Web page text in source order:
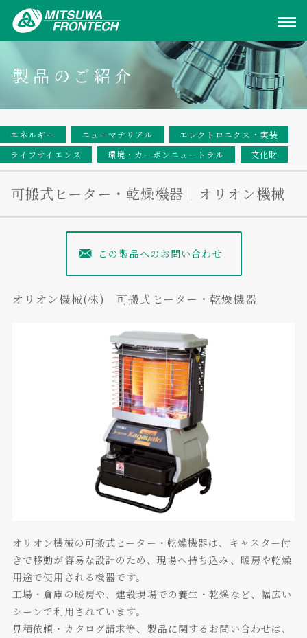
製品のご紹介
エネルギー ニューマテリアル
エレクトロニクス・実装
ライフサイエンス
環境・カーボンニュートラル 文化財
可搬式ヒーター・乾燥機器｜オリオン機械
この製品へのお問い合わせ
オリオン機械(株) 可搬式ヒーター・乾燥機器
オリオン機械の可搬式ヒーター・乾燥機器は、キャスター付
きで移動が容易な設計のため、現場へ持ち込み、暖房や乾燥
用途で使用される機器です。
工場・倉庫の暖房や、建設現場での養生・乾燥など、幅広い
シーンで利用されています。
見積依頼・カタログ請求等、製品に関するお問い合わせは、